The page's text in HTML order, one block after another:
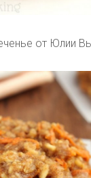
от Юлии